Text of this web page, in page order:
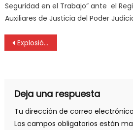
Seguridad en el Trabajo” ante el
Auxiliares de Justicia del Poder
Explosión en Ezeiza: químicos reafirmaron la necesidad de regular y controlar la actividad industrial
Deja una respuesta
Tu dirección de correo
Los campos obligatorios están